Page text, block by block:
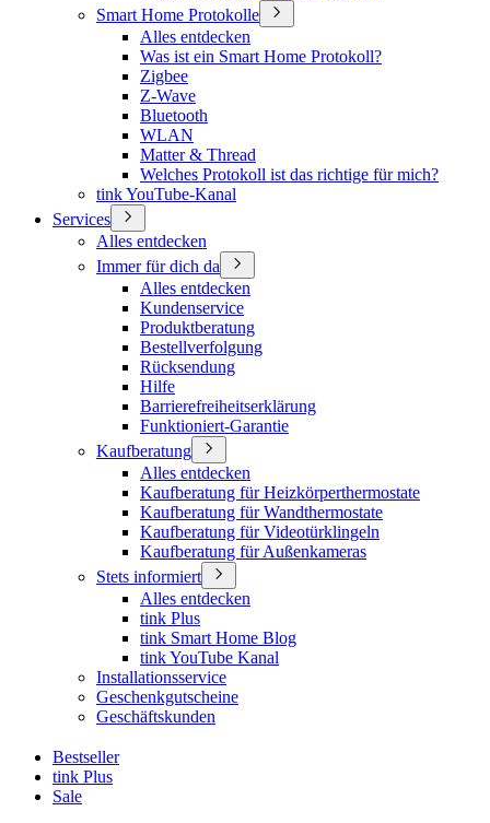
Smart Home Protokolle
Alles entdecken
Was ist ein Smart Home Protokoll?
Zigbee
Z-Wave
Bluetooth
WLAN
Matter & Thread
Welches Protokoll ist das richtige für mich?
tink YouTube-Kanal
Services
Alles entdecken
Immer für dich da
Alles entdecken
Kundenservice
Produktberatung
Bestellverfolgung
Rücksendung
Hilfe
Barrierefreiheitserklärung
Funktioniert-Garantie
Kaufberatung
Alles entdecken
Kaufberatung für Heizkörperthermostate
Kaufberatung für Wandthermostate
Kaufberatung für Videotürklingeln
Kaufberatung für Außenkameras
Stets informiert
Alles entdecken
tink Plus
tink Smart Home Blog
tink YouTube Kanal
Installationsservice
Geschenkgutscheine
Geschäftskunden
Bestseller
tink Plus
Sale